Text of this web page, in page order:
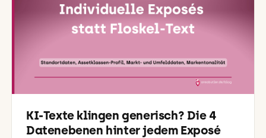
KI-Texte klingen generisch? Die 4
Datenebenen hinter jedem Exposé